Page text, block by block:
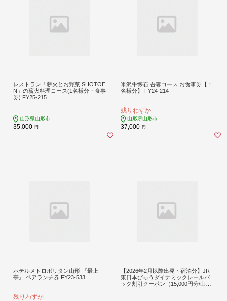
レストラン「薪火とお野菜 SHOTOE
N」の薪火料理コース(1名様分・食事
券) FY25-215
山形県山形市
35,000 円
米沢牛懐石 吾妻コース お食事券【１
名様分】 FY24-214
残りわずか
山形県山形市
37,000 円
ホテルメトロポリタン山形 『最上
亭』 ペアランチ券 FY23-533
残りわずか
【2026年2月以降出発・宿泊分】JR
東日本びゅうダイナミックレールパ
ック割引クーポン（15,000円分/山形